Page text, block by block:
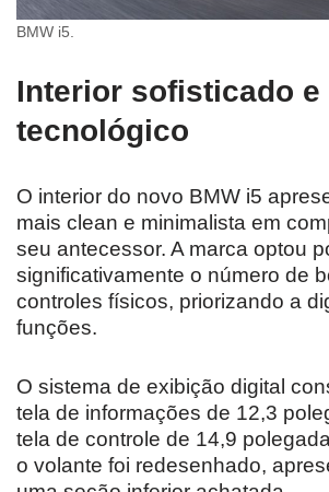
BMW i5.
Interior sofisticado e
tecnológico
O interior do novo BMW i5
mais clean e minimalista em
seu antecessor. A marca optou
significativamente o número de
controles físicos, priorizando a
funções.
O sistema de exibição digital
tela de informações de 12,3
tela de controle de 14,9
o volante foi redesenhado,